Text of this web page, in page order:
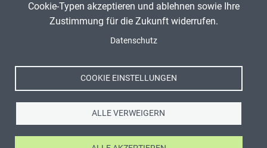
Spenden
Impressum
Cookie-Typen akzeptieren und ablehnen sowie Ihre
Zustimmung für die Zukunft widerrufen.
Datenschutz
COOKIE EINSTELLUNGEN
ALLE VERWEIGERN